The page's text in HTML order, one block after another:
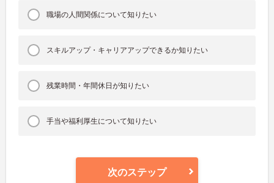
職場の人間関係について知りたい
スキルアップ・キャリアアップできるか知りたい
残業時間・年間休日が知りたい
手当や福利厚生について知りたい
次のステップ